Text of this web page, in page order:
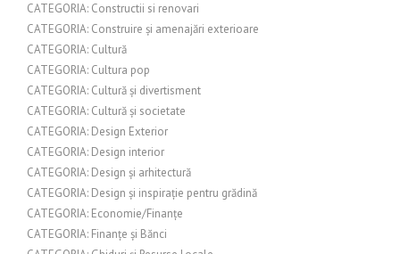
CATEGORIA: Constructii si renovari
CATEGORIA: Construire și amenajări exterioare
CATEGORIA: Cultură
CATEGORIA: Cultura pop
CATEGORIA: Cultură și divertisment
CATEGORIA: Cultură și societate
CATEGORIA: Design Exterior
CATEGORIA: Design interior
CATEGORIA: Design și arhitectură
CATEGORIA: Design și inspirație pentru grădină
CATEGORIA: Economie/Finanțe
CATEGORIA: Finanțe și Bănci